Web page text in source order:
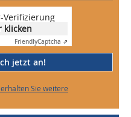
Verifizierung
klicken
FriendlyCaptcha ⇗
jetzt an!
Sie weitere